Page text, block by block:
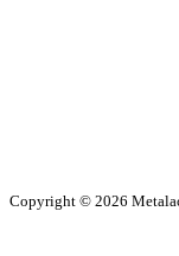
Copyright © 2026